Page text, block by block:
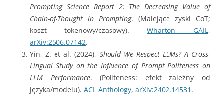
Prompting Science Report 2: The Decreasing Value of
Chain-of-Thought in Prompting. (Malejące zyski CoT;
koszt tokenowy/czasowy).Wharton GAIL,
arXiv:2506.07142.
Yin, Z. et al. (2024), Should We Respect LLMs? A Cross-
Lingual Study on the Influence of Prompt Politeness on
LLM Performance. (Politeness: efekt zależny od
języka/modelu). ACL Anthology, arXiv:2402.14531 .